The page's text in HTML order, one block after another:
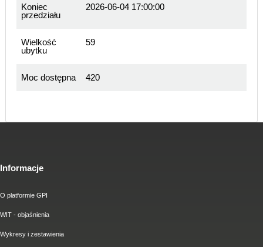
Koniec
przedziału
2026-06-04 17:00:00
Wielkość
ubytku
59
Moc dostępna 420
Informacje
O platformie GPI
WIT - objaśnienia
Wykresy i zestawienia